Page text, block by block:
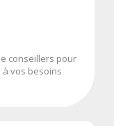
conseillers pour
vos besoins